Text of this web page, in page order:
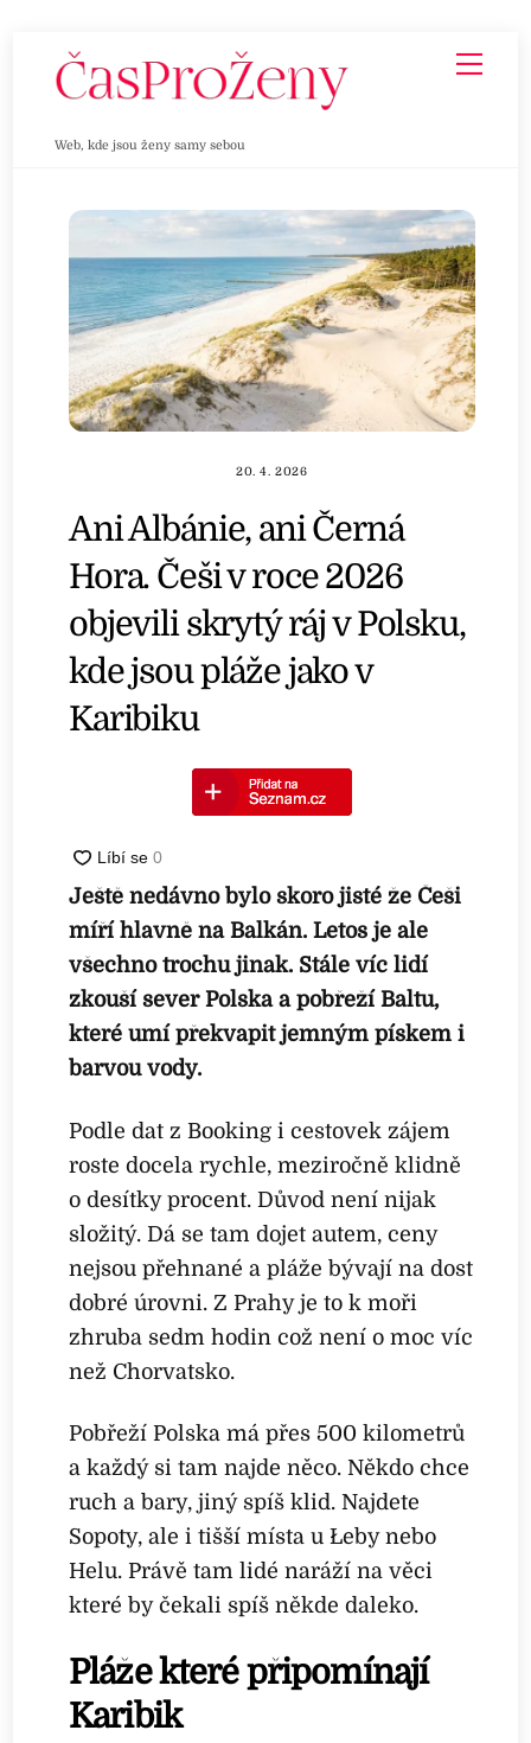
Web, kde jsou ženy samy sebou
20. 4. 2026
Ani Albánie, ani Černá
Hora. Češi v roce 2026
objevili skrytý ráj v Polsku,
kde jsou pláže jako v
Karibiku
Ještě nedávno bylo skoro jisté že Češi
míří hlavně na Balkán. Letos je ale
všechno trochu jinak. Stále víc lidí
zkouší sever Polska a pobřeží Baltu,
které umí překvapit jemným pískem i
barvou vody.
Podle dat z Booking i cestovek zájem
roste docela rychle, meziročně klidně
o desítky procent. Důvod není nijak
složitý. Dá se tam dojet autem, ceny
nejsou přehnané a pláže bývají na dost
dobré úrovni. Z Prahy je to k moři
zhruba sedm hodin což není o moc víc
než Chorvatsko.
Pobřeží Polska má přes 500 kilometrů
a každý si tam najde něco. Někdo chce
ruch a bary, jiný spíš klid. Najdete
Sopoty, ale i tišší místa u Łeby nebo
Helu. Právě tam lidé naráží na věci
které by čekali spíš někde daleko.
Pláže které připomínají
Karibik